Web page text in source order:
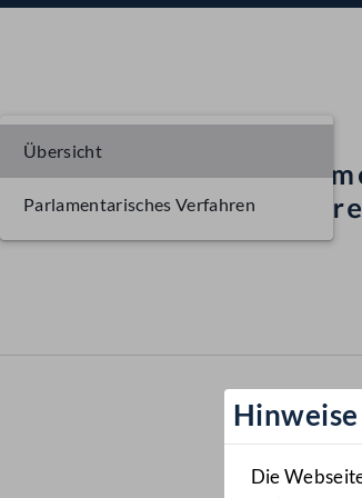
Die
Übersicht
Parlamentarisches Verfahren